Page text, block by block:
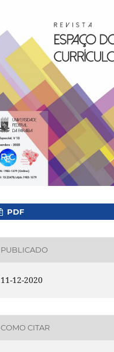
PDF
PUBLICADO
11-12-2020
COMO CITAR